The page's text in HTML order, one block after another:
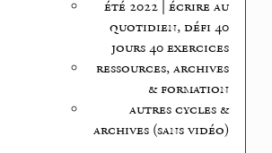
été 2022 | écrire au
quotidien, défi 40
jours 40 exercices
ressources, archives
& formation
autres cycles &
archives (sans vidéo)